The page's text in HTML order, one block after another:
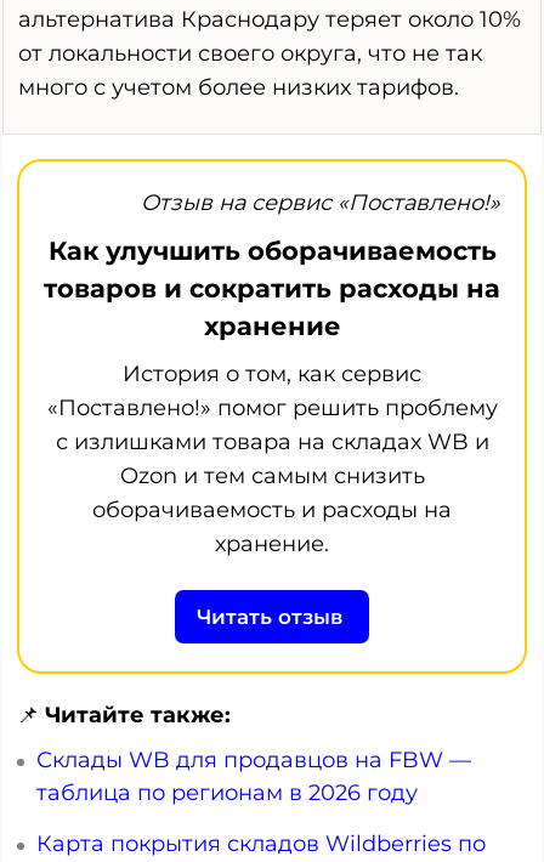
альтернатива Краснодару теряет около 10%
от локальности своего округа, что не так
много с учетом более низких тарифов.
Отзыв на сервис «Поставлено!»
Как улучшить оборачиваемость
товаров и сократить расходы на
хранение
История о том, как сервис
«Поставлено!» помог решить проблему
с излишками товара на складах WB и
Ozon и тем самым снизить
оборачиваемость и расходы на
хранение.
Читать отзыв
📌 Читайте также:
Склады WB для продавцов на FBW —
таблица по регионам в 2026 году
Карта покрытия складов Wildberries по